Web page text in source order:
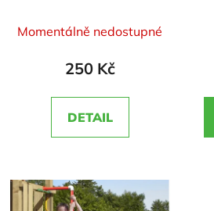
hodnocení
produktu
5,0
z
Momentálně nedostupné
250 Kč
DETAIL